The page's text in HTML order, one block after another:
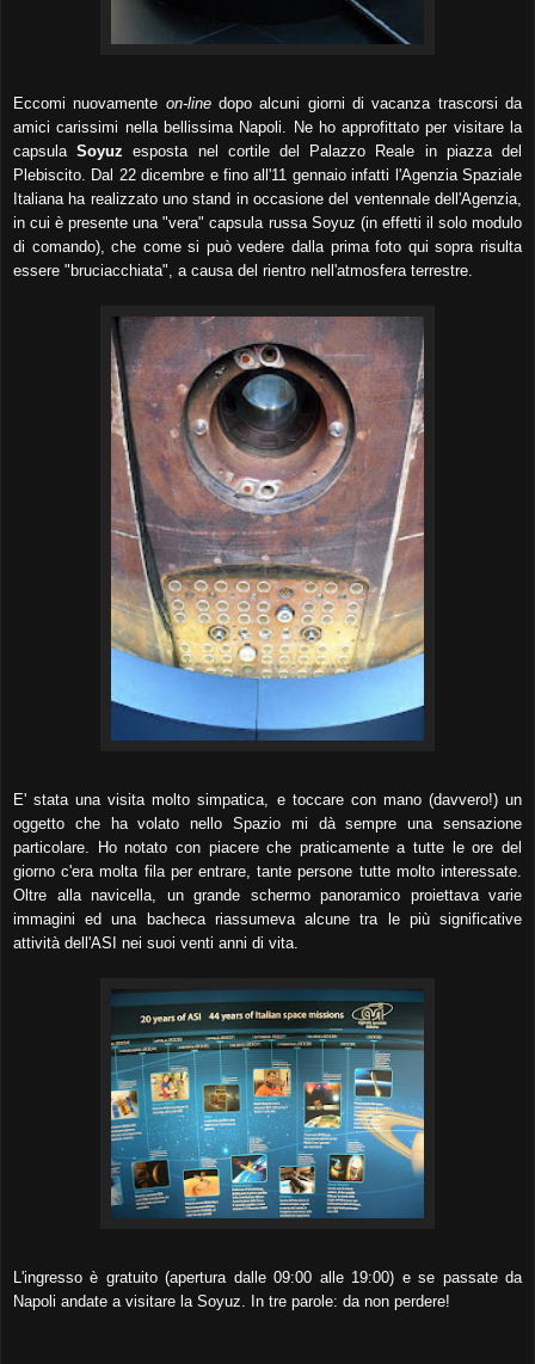
Eccomi nuovamente on-linedopo alcuni giorni di vacanza trascorsi da
amici carissimi nella bellissima Napoli. Ne ho approfittato per visitare la
capsulaSoyuzesposta nel cortile del Palazzo Reale in piazza del
Plebiscito. Dal 22 dicembre e fino all'11 gennaio infatti l'Agenzia Spaziale
Italiana ha realizzato uno stand in occasione del ventennale dell'Agenzia,
in cui è presente una "vera" capsula russa Soyuz (in effetti il solo modulo
di comando), che come si può vedere dalla prima foto qui sopra risulta
essere "bruciacchiata", a causa del rientro nell'atmosfera terrestre.
E' stata una visita molto simpatica, e toccare con mano (davvero!) un
oggetto che ha volato nello Spazio mi dà sempre una sensazione
particolare. Ho notato con piacere che praticamente a tutte le ore del
giorno c'era molta fila per entrare, tante persone tutte molto interessate.
Oltre alla navicella, un grande schermo panoramico proiettava varie
immagini ed una bacheca riassumeva alcune tra le più significative
attività dell'ASI nei suoi venti anni di vita.
L'ingresso è gratuito (apertura dalle 09:00 alle 19:00) e se passate da
Napoli andate a visitare la Soyuz. In tre parole: da non perdere!